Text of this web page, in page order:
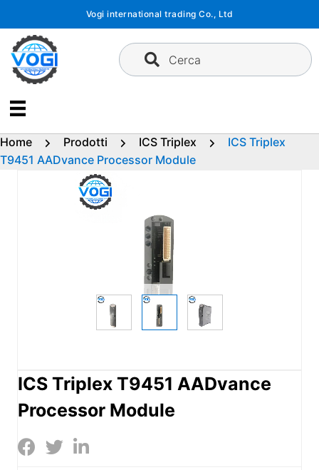
contenuto
Vogi international trading Co., Ltd
Cerca
Home Prodotti ICS Triplex
ICS Triplex
T9451 AADvance Processor Module
ICS Triplex T9451 AADvance
Processor Module